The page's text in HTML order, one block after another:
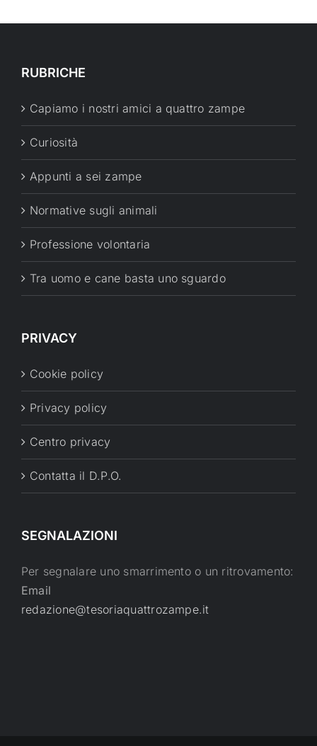
RUBRICHE
Capiamo i nostri amici a quattro zampe
Curiosità
Appunti a sei zampe
Normative sugli animali
Professione volontaria
Tra uomo e cane basta uno sguardo
PRIVACY
Cookie policy
Privacy policy
Centro privacy
Contatta il D.P.O.
SEGNALAZIONI
Per segnalare uno smarrimento o un ritrovamento:
Email
redazione@tesoriaquattrozampe.it